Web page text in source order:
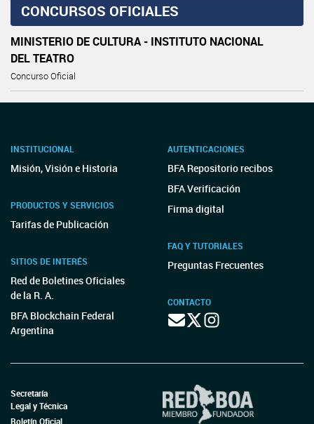
CONCURSOS OFICIALES
MINISTERIO DE CULTURA - INSTITUTO NACIONAL
DEL TEATRO
Concurso Oficial
INSTITUCIONAL
Misión, Visión e Historia
PRODUCTOS Y SERVICIOS
Tarifas de Publicación
SITIOS DE INTERÉS
Red de Boletines Oficiales
de la R. A.
BFA Blockchain Federal
Argentina
AUTENTICACIONES
BFA Repositorio recibos
BFA Verificación
Firma digital
FAQ Y TUTORIALES
Preguntas Frecuentes
CONTACTO
Secretaría
Legal y Técnica
Boletín Oficial